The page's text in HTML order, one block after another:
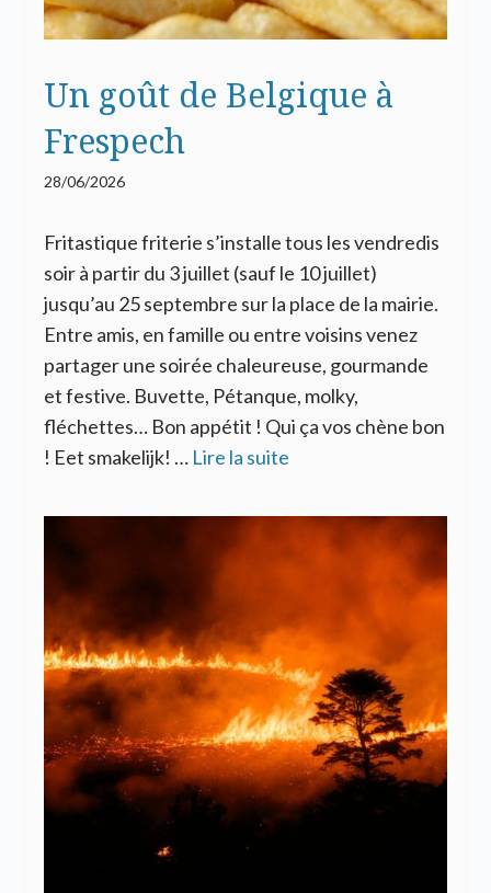
Un goût de Belgique à
Frespech
28/06/2026
Fritastique friterie s’installe tous les vendredis
soir à partir du 3 juillet (sauf le 10 juillet)
jusqu’au 25 septembre sur la place de la mairie.
Entre amis, en famille ou entre voisins venez
partager une soirée chaleureuse, gourmande
et festive. Buvette, Pétanque, molky,
fléchettes… Bon appétit ! Qui ça vos chène bon
! Eet smakelijk! … Lire la suite